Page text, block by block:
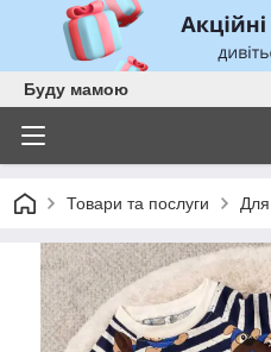
Буду мамою
Товари та послуги Для